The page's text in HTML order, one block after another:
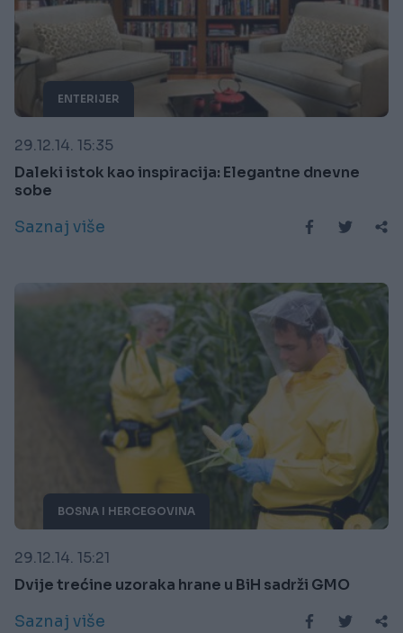
ENTERIJER
29.12.14. 15:35
Daleki istok kao inspiracija: Elegantne dnevne
sobe
Saznaj više
BOSNA I HERCEGOVINA
29.12.14. 15:21
Dvije trećine uzoraka hrane u BiH sadrži GMO
Saznaj više